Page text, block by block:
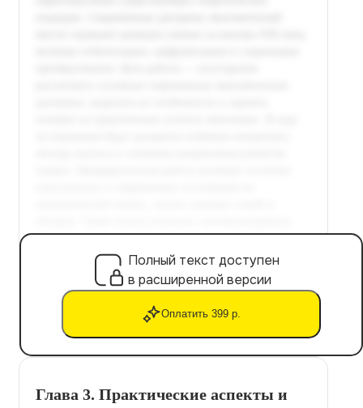
Полный текст доступен
в расширенной версии
Оплатить 399 р.
Глава 3. Практические аспекты и